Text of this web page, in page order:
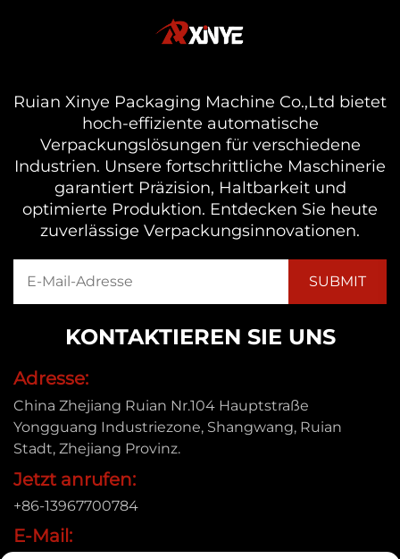
Ruian Xinye Packaging Machine Co.,Ltd bietet
hoch-effiziente automatische
Verpackungslösungen für verschiedene
Industrien. Unsere fortschrittliche Maschinerie
garantiert Präzision, Haltbarkeit und
optimierte Produktion. Entdecken Sie heute
zuverlässige Verpackungsinnovationen.
KONTAKTIEREN SIE UNS
Adresse:
China Zhejiang Ruian Nr.104 Hauptstraße
Yongguang Industriezone, Shangwang, Ruian
Stadt, Zhejiang Provinz.
Jetzt anrufen:
+86-13967700784
E-Mail: